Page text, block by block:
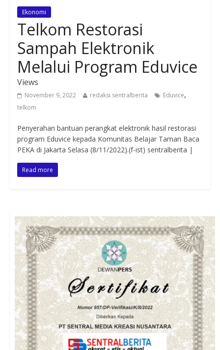
Ekonomi
Telkom Restorasi
Sampah Elektronik
Melalui Program Eduvice
Views
November 9, 2022 redaksi sentralberita Eduvice,
telkom
Penyerahan bantuan perangkat elektronik hasil restorasi
program Eduvice kepada Komunitas Belajar Taman Baca
PEKA di Jakarta Selasa (8/11/2022).(f-ist) sentralberita |
Read more